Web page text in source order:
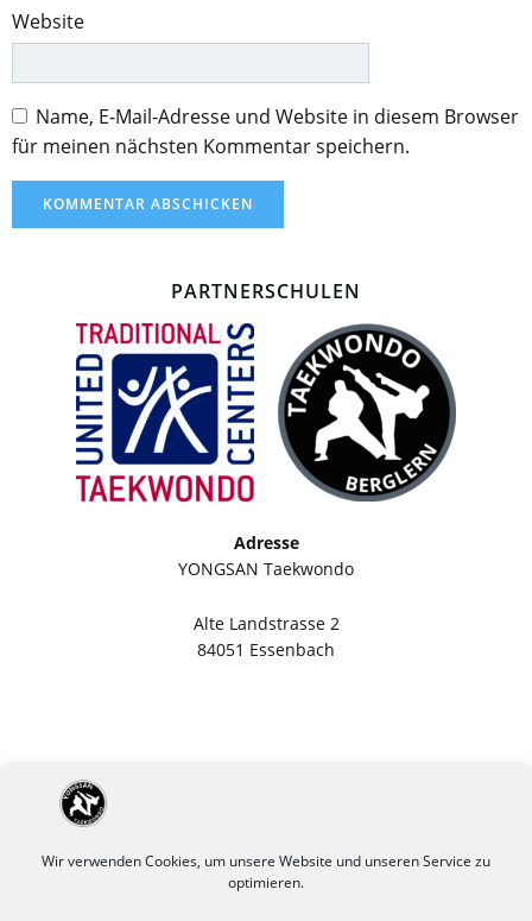
Wir verwenden Cookies, um unsere Website und unseren Service zu
optimieren.
Website
Name, E-Mail-Adresse und Website in diesem Browser
für meinen nächsten Kommentar speichern.
PARTNERSCHULEN
Adresse
YONGSAN Taekwondo
Alte Landstrasse 2
84051 Essenbach